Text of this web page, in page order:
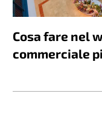
Cosa fare nel
commerciale